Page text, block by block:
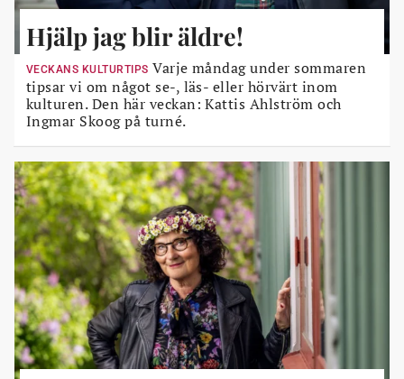
Hjälp jag blir äldre!
VECKANS KULTURTIPS Varje måndag under sommaren
tipsar vi om något se-, läs- eller hörvärt inom
kulturen. Den här veckan: Kattis Ahlström och
Ingmar Skoog på turné.